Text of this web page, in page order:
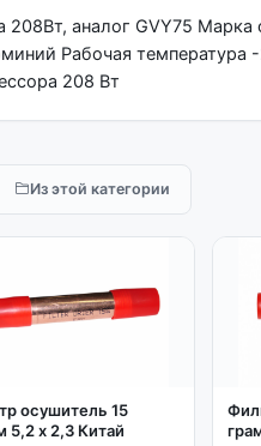
208Вт, аналог GVY75
Рабочая температура
208 Вт
Из этой категории
осушитель 15
5,2 х 2,3 Китай